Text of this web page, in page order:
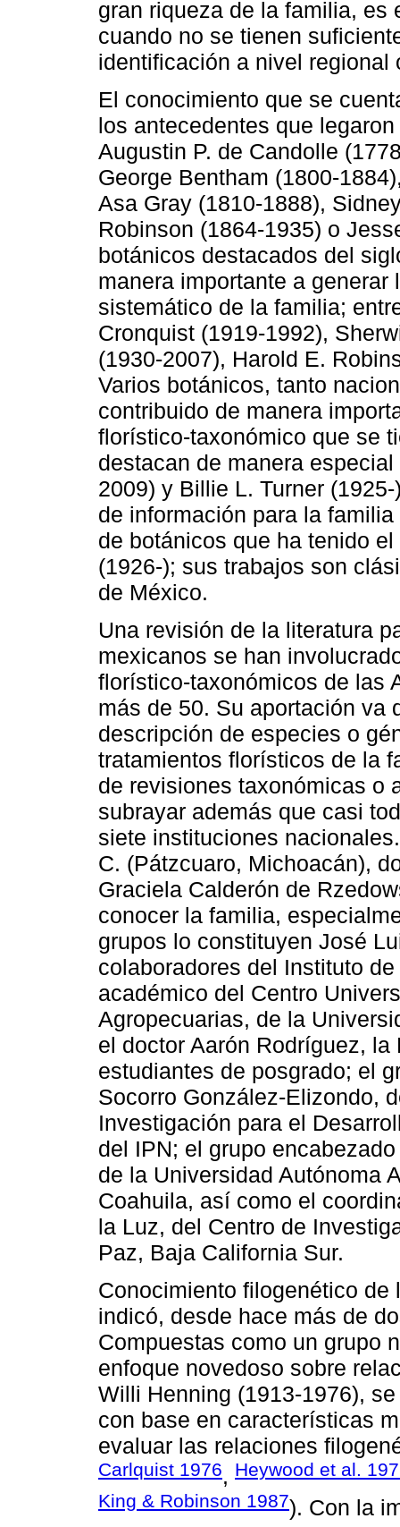
gran riqueza de la familia,
cuando no se tienen
identificación a nivel regional
El conocimiento que se
los antecedentes que
Augustin P. de Candolle
George Bentham (1800-
Asa Gray (1810-1888),
Robinson (1864-1935) o
botánicos destacados del
manera importante a
sistemático de la familia;
Cronquist (1919-1992),
(1930-2007), Harold E.
Varios botánicos, tanto
contribuido de manera
florístico-taxonómico que se
destacan de manera
2009) y Billie L. Turner
de información para la
de botánicos que ha tenido
(1926-); sus trabajos son
de México.
Una revisión de la literatura
mexicanos se han
florístico-taxonómicos de las
más de 50. Su aportación va
descripción de especies o
tratamientos florísticos de la
de revisiones taxonómicas o
subrayar además que casi
siete instituciones
C. (Pátzcuaro, Michoacán),
Graciela Calderón de
conocer la familia,
grupos lo constituyen José
colaboradores del Instituto
académico del Centro
Agropecuarias, de la
el doctor Aarón Rodríguez,
estudiantes de posgrado; el
Socorro González-Elizondo,
Investigación para el
del IPN; el grupo
de la Universidad Autónoma
Coahuila, así como el
la Luz, del Centro de
Paz, Baja California Sur.
Conocimiento filogenético
indicó, desde hace más de
Compuestas como un grupo
enfoque novedoso sobre
Willi Henning (1913-1976),
con base en características
evaluar las relaciones
Carlquist 1976, Heywood et al.
King & Robinson 1987). Con la